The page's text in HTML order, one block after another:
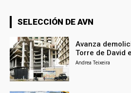
SELECCIÓN DE AVN
Avanza
Torre de David
Andrea Teixeira